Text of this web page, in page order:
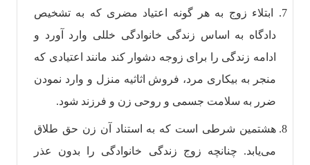
ابتلاء زوج به هر گونه اعتیاد مضری که به تشخیص
دادگاه به اساس زندگی خانوادگی خللی وارد آورد و
ادامه زندگی را برای زوجه دشوار کند مانند اعتیادی که
منجر به بیکاری مرد، فروش اثاثیه منزل و وارد نمودن
ضرر به سلامت جسمی و روحی زن و فرزند شود.
هشتمین شرطی است که به استناد آن زن حق طلاق
می‌یابد. چنانچه زوج زندگی خانوادگی را بدون عذر